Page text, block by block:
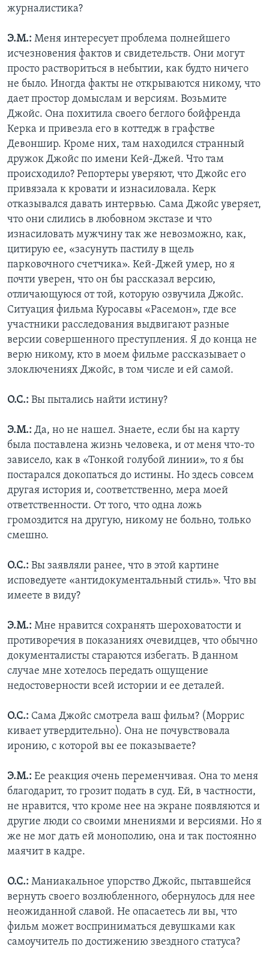
журналистика?
Э.М.: Меня интересует проблема полнейшего
исчезновения фактов и свидетельств. Они могут
просто раствориться в небытии, как будто ничего
не было. Иногда факты не открываются никому, что
дает простор домыслам и версиям. Возьмите
Джойс. Она похитила своего беглого бойфренда
Керка и привезла его в коттедж в графстве
Девоншир. Кроме них, там находился странный
дружок Джойс по имени Кей-Джей. Что там
происходило? Репортеры уверяют, что Джойс его
привязала к кровати и изнасиловала. Керк
отказывался давать интервью. Сама Джойс уверяет,
что они слились в любовном экстазе и что
изнасиловать мужчину так же невозможно, как,
цитирую ее, «засунуть пастилу в щель
парковочного счетчика». Кей-Джей умер, но я
почти уверен, что он бы рассказал версию,
отличающуюся от той, которую озвучила Джойс.
Ситуация фильма Куросавы «Расемон», где все
участники расследования выдвигают разные
версии совершенного преступления. Я до конца не
верю никому, кто в моем фильме рассказывает о
злоключениях Джойс, в том числе и ей самой.
О.С.: Вы пытались найти истину?
Э.М.: Да, но не нашел. Знаете, если бы на карту
была поставлена жизнь человека, и от меня что-то
зависело, как в «Тонкой голубой линии», то я бы
постарался докопаться до истины. Но здесь совсем
другая история и, соответственно, мера моей
ответственности. От того, что одна ложь
громоздится на другую, никому не больно, только
смешно.
О.С.: Вы заявляли ранее, что в этой картине
исповедуете «антидокументальный стиль». Что вы
имеете в виду?
Э.М.: Мне нравится сохранять шероховатости и
противоречия в показаниях очевидцев, что обычно
документалисты стараются избегать. В данном
случае мне хотелось передать ощущение
недостоверности всей истории и ее деталей.
О.С.: Сама Джойс смотрела ваш фильм? (Моррис
кивает утвердительно). Она не почувствовала
иронию, с которой вы ее показываете?
Э.М.: Ее реакция очень переменчивая. Она то меня
благодарит, то грозит подать в суд. Ей, в частности,
не нравится, что кроме нее на экране появляются и
другие люди со своими мнениями и версиями. Но я
же не мог дать ей монополию, она и так постоянно
маячит в кадре.
О.С.: Маниакальное упорство Джойс, пытавшейся
вернуть своего возлюбленного, обернулось для нее
неожиданной славой. Не опасаетесь ли вы, что
фильм может восприниматься девушками как
самоучитель по достижению звездного статуса?